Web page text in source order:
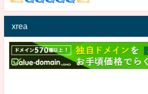
xrea